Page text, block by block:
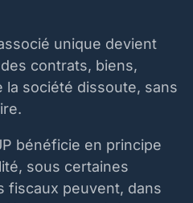
unique devient
contrats, biens,
la société dissoute, sans
bénéficie en principe
sous certaines
fiscaux peuvent, dans